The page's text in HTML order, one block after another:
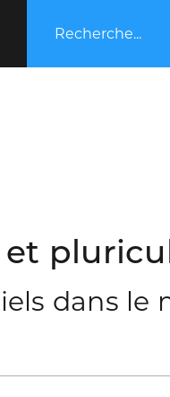
Recherche...
dans le